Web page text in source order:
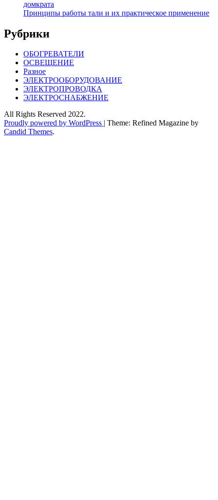
домкрата
Принципы работы тали и их практическое применение
Рубрики
ОБОГРЕВАТЕЛИ
ОСВЕЩЕНИЕ
Разное
ЭЛЕКТРООБОРУДОВАНИЕ
ЭЛЕКТРОПРОВОДКА
ЭЛЕКТРОСНАБЖЕНИЕ
All Rights Reserved 2022.
Proudly powered by WordPress
Theme: Refined Magazine by
Candid Themes.